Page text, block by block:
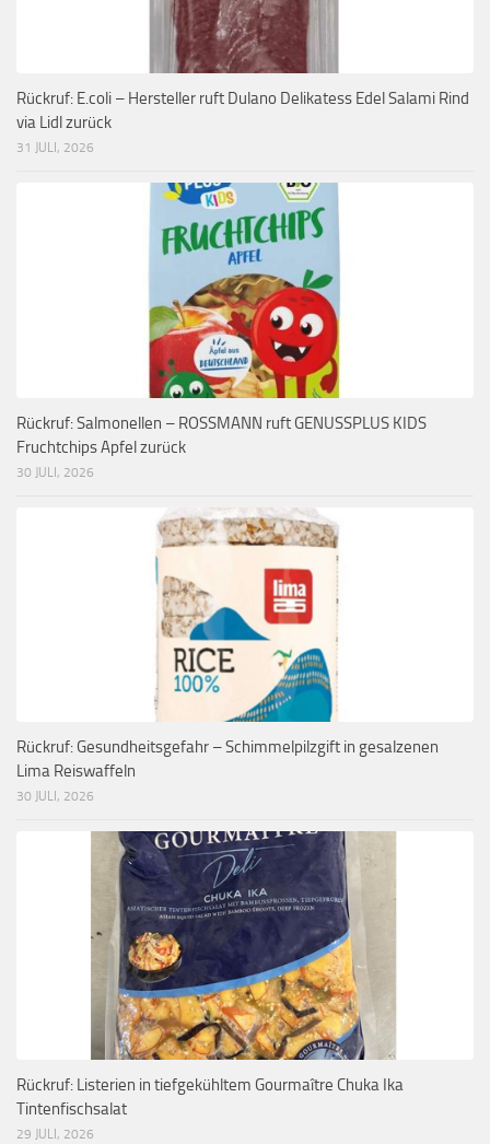
Rückruf: E.coli – Hersteller ruft Dulano Delikatess Edel Salami Rind
via Lidl zurück
31 JULI, 2026
Rückruf: Salmonellen – ROSSMANN ruft GENUSSPLUS KIDS
Fruchtchips Apfel zurück
30 JULI, 2026
Rückruf: Gesundheitsgefahr – Schimmelpilzgift in gesalzenen
Lima Reiswaffeln
30 JULI, 2026
Rückruf: Listerien in tiefgekühltem Gourmaître Chuka Ika
Tintenfischsalat
29 JULI, 2026